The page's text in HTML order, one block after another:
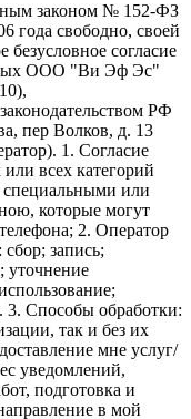
законом № 152-ФЗ
года свободно, своей
согласие
ООО "Ви Эф Эс"
РФ
пер Волков, д. 13
1. Согласие
всех категорий
или
которые могут
2. Оператор
запись;
уточнение
3. Способы обработки:
так и без их
мне услуг/
уведомлений,
подготовка и
в мой